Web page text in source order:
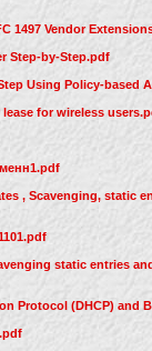
1497 Vendor
Step-by-Step.pdf
Using Policy-based
for wireless
, Scavenging, static
static entries
Protocol (DHCP) and